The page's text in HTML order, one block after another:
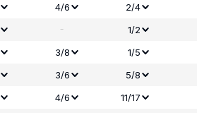
4/6
2/4
-
1/2
3/8
1/5
3/6
5/8
4/6
11/17